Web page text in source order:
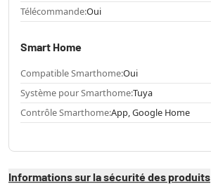
Télécommande:Oui
Smart Home
Compatible Smarthome:Oui
Système pour Smarthome:Tuya
Contrôle Smarthome:App, Google Home
Informations sur la sécurité des produits